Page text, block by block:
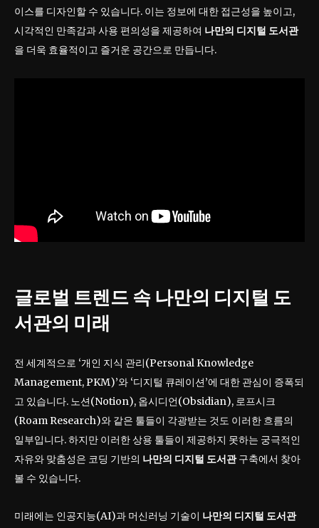
이스를 디자인할 수 있습니다. 이는 정보에 대한 접근성을 높이고,
시각적인 만족감과 사용 편의성을 제공하여 나만의 디지털 도서관
을 더욱 효율적이고 즐거운 공간으로 만듭니다.
글로벌 트렌드 속 나만의 디지털 도
서관의 미래
전 세계적으로 ‘개인 지식 관리(Personal Knowledge
Management, PKM)’와 ‘디지털 큐레이션’에 대한 관심이 증폭되
고 있습니다. 노션(Notion), 옵시디언(Obsidian), 로프시크
(Roam Research)와 같은 툴들이 각광받는 것도 이러한 흐름의
일부입니다. 하지만 이러한 상용 툴들이 제공하지 못하는 궁극적인
자유와 맞춤성은 코딩 기반의 나만의 디지털 도서관구축에서 찾아
볼 수 있습니다.
미래에는 인공지능(AI)과 머신러닝 기술이 나만의 디지털 도서관